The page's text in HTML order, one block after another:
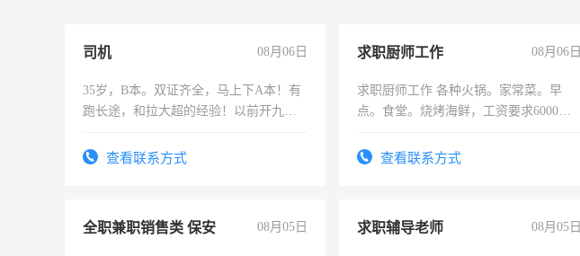
司机 08月06日
35岁，B本。双证齐全，马上下A本！有
跑长途，和拉大超的经验！以前开九米
查看联系方式
求职厨师工作 08月06日
求职厨师工作 各种火锅。家常菜。早
点。食堂。烧烤海鲜，工资要求6000以
查看联系方式
全职兼职销售类 保安 08月05日 求职辅导老师 08月05日